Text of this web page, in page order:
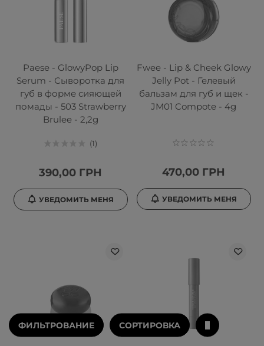
Paese - GlowyPop Lip
Serum - Сыворотка для
губ в форме сияющей
помады - 503 Strawberry
Brulee - 2,2g
1
390,00 ГРН
УВЕДОМИТЬ МЕНЯ
Fwee - Lip & Cheek Glowy
Jelly Pot - Гелевый
бальзам для губ и щек -
JM01 Compote - 4g
470,00 ГРН
УВЕДОМИТЬ МЕНЯ
ФИЛЬТРОВАНИЕ СОРТИРОВКА